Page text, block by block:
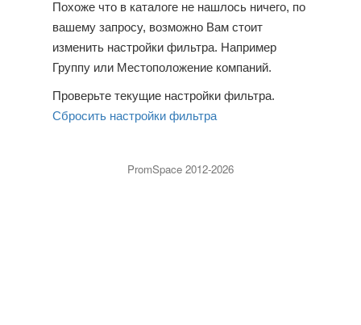
Похоже что в каталоге не нашлось ничего, по
вашему запросу, возможно Вам стоит
изменить настройки фильтра. Например
Группу или Местоположение компаний.
Проверьте текущие настройки фильтра.
Сбросить настройки фильтра
PromSpace 2012-2026